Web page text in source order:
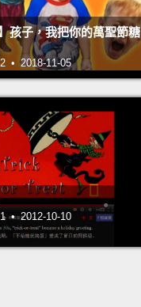
孩子，我把你的萬聖節糖
• 2018-11-05
• 2012-10-10